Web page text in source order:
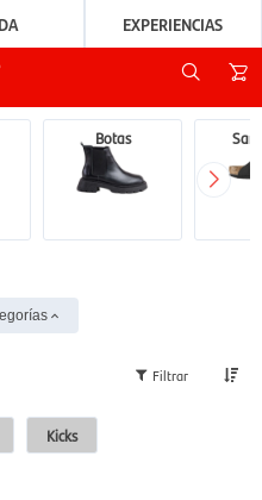
EXPERIENCIAS
Botas
Kicks